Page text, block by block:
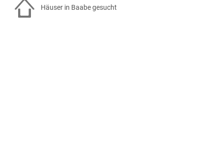
Häuser in Baabe gesucht